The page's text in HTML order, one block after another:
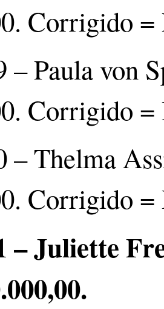
Corrigido =
– Paula von
Corrigido =
– Thelma
Corrigido =
– Juliette